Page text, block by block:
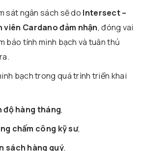
sát ngân sách sẽ do Intersect –
Cardano đảm nhận, đóng vai
bảo tính minh bạch và tuân thủ
bạch trong quá trình triển khai
độ hàng tháng,
chấm công kỹ sư,
sách hàng quý,